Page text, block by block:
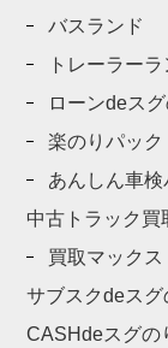
バスランド
トレーラーラ
ローンdeスグ
楽のりパック
あんしん車検
中古トラック買
買取マックス
サブスクdeスグ
CASHdeスグの